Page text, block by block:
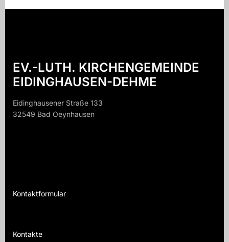
EV.-LUTH. KIRCHENGEMEINDE
EIDINGHAUSEN-DEHME
Eidinghausener Straße 133
32549 Bad Oeynhausen
Kontaktformular
Kontakte